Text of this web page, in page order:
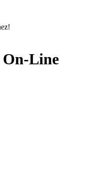
On-Line